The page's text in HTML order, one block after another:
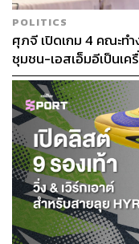
POLITICS
ศุภจี เปิดเกม 4 คณะท
ชุมชน-เอสเอ็มอีเป็นเค